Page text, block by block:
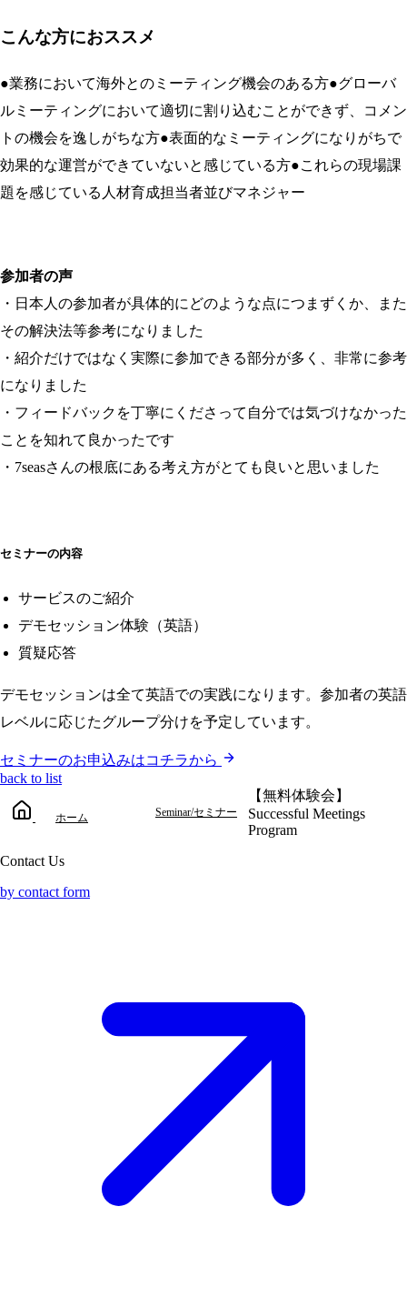
こんな方におススメ
●業務において海外とのミーティング機会のある方●グローバ
ルミーティングにおいて適切に割り込むことができず、コメン
トの機会を逸しがちな方●表面的なミーティングになりがちで
効果的な運営ができていないと感じている方●これらの現場課
題を感じている人材育成担当者並びマネジャー
参加者の声
・日本人の参加者が具体的にどのような点につまずくか、また
その解決法等参考になりました
・紹介だけではなく実際に参加できる部分が多く、非常に参考
になりました
・フィードバックを丁寧にくださって自分では気づけなかった
ことを知れて良かったです
・7seasさんの根底にある考え方がとても良いと思いました
セミナーの内容
サービスのご紹介
デモセッション体験（英語）
質疑応答
デモセッションは全て英語での実践になります。参加者の英語
レベルに応じたグループ分けを予定しています。
セミナーのお申込みはコチラから
back to list
ホーム Seminar/セミナー
【無料体験会】
Successful​ Meetings
Program
Contact Us
by contact form